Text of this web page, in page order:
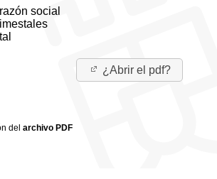
social
¿Abrir el pdf?
delarchivo PDF